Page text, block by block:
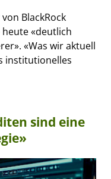
BlackRock
«deutlich
«Was wir aktuell
institutionelles
sind eine